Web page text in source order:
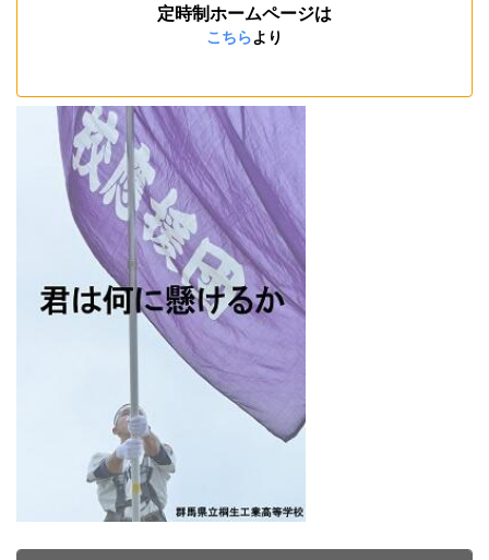
定時制ホームページは
こちらより